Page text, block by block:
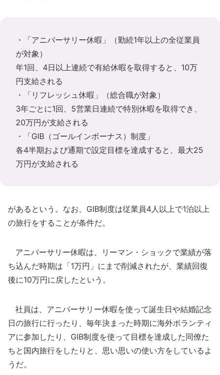
・「アニバーサリー休暇」（勤続1年以上の全従業員
が対象）
年1回、4日以上連続で有給休暇を取得すると、10万
円支給される
・「リフレッシュ休暇」（総合職が対象）
3年ごとに1回、5営業日連続で特別休暇を取得でき、
20万円が支給される
・「GIB（ゴールインボーナス）制度」
各4半期および通期で設定目標を達成すると、最大25
万円が支給される
があるという。なお、GIB制度は従業員4人以上で1泊以上
の旅行をすることが条件だ。
アニバーサリー休暇は、リーマン・ショックで業績が落
ち込んだ時期は「1万円」にまで削減されたが、業績回復
後に10万円に戻したという。
社員は、アニバーサリー休暇を使って誕生日や結婚記念
日の旅行に行ったり、毎年決まった時期に海外ボランティ
アに参加したり、GIB制度を使って目標を達成した同僚た
ちと国内旅行をしたりと、思い思いの使い方をしているよ
うだ。